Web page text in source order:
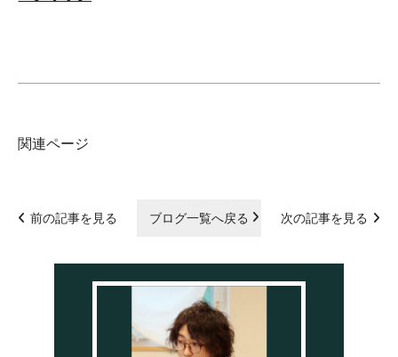
関連ページ
前の記事を見る ブログ一覧へ戻る 次の記事を見る